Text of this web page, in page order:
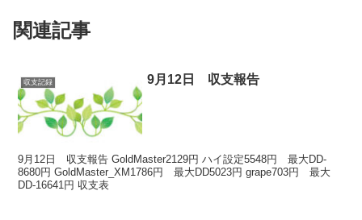
関連記事
収支記録 9月12日 収支報告
9月12日 収支報告 GoldMaster2129円 ハイ設定5548円 最大DD-
8680円 GoldMaster_XM1786円 最大DD5023円 grape703円 最大
DD-16641円 収支表